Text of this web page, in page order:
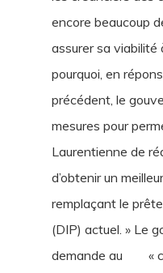
encore beaucoup
assurer sa viabilité
pourquoi, en
précédent, le
mesures pour
Laurentienne de
d’obtenir un
remplaçant le
(DIP) actuel. » Le
demande au «